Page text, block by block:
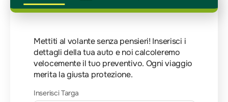
Mettiti al volante senza pensieri! Inserisci i
dettagli della tua auto e noi calcoleremo
velocemente il tuo preventivo. Ogni viaggio
merita la giusta protezione.
Inserisci Targa